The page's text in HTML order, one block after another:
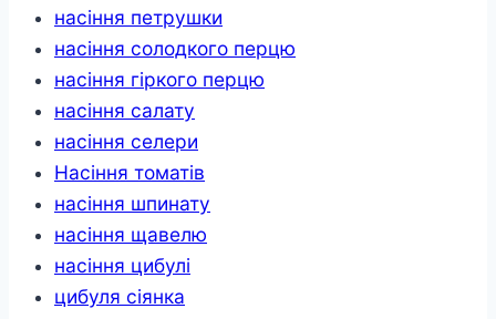
насіння петрушки
насіння солодкого перцю
насіння гіркого перцю
насіння салату
насіння селери
Насіння томатів
насіння шпинату
насіння щавелю
насіння цибулі
цибуля сіянка